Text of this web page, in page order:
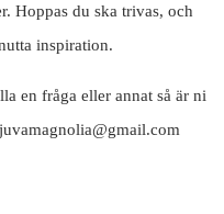
Hoppas du ska trivas, och
inspiration.
en fråga eller annat så är ni